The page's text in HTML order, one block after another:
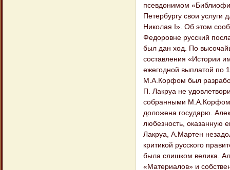
псевдонимом
Петербургу свои
Николая I». Об этом
Федоровне русский
был дан ход. По
составления «Истории
ежегодной выплатой по
М.А.Корфом был
П. Лакруа не
собранными М.А.Корфом
доложена государю.
любезность, оказанную
Лакруа, А.Мартен
критикой русского
была слишком велика.
«Материалов» и